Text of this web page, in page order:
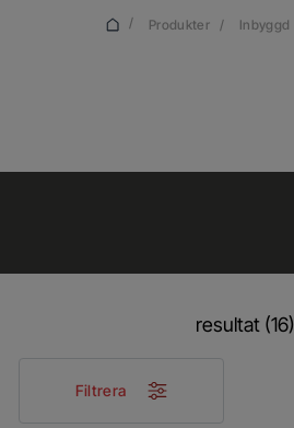
/ Produkter / Inbyggd
resultat (16)
Filtrera